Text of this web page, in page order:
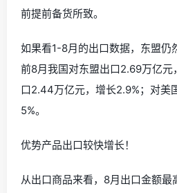
前提前备货所致。
如果看1-8月的出口数据，东盟仍
前8月我国对东盟出口2.69万亿元
口2.44万亿元，增长2.9%；对美
5%。
优势产品出口较快增长！
从出口商品来看，8月出口金额